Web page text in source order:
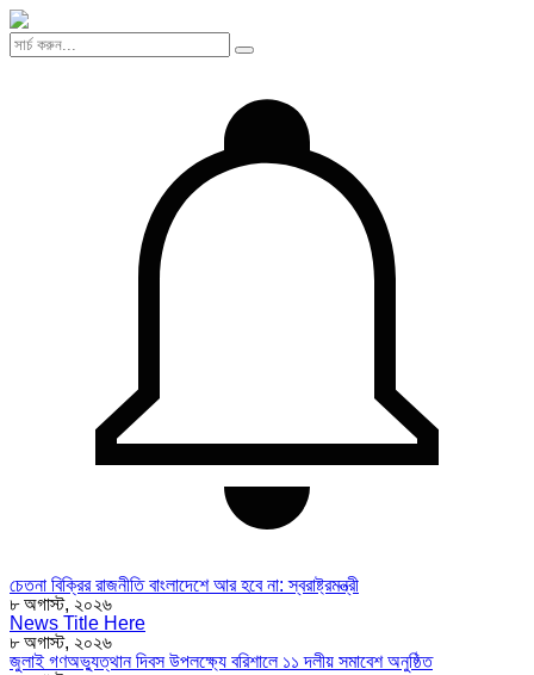
চেতনা বিক্রির রাজনীতি বাংলাদেশে আর হবে না: স্বরাষ্ট্রমন্ত্রী
৮ অগাস্ট, ২০২৬
News Title Here
৮ অগাস্ট, ২০২৬
জুলাই গণঅভ্যুত্থান দিবস উপলক্ষ্যে বরিশালে ১১ দলীয় সমাবেশ অনুষ্ঠিত